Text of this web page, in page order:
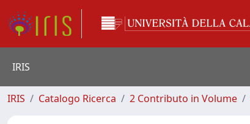
IRIS
IRIS Catalogo Ricerca 2 Contributo in Volume